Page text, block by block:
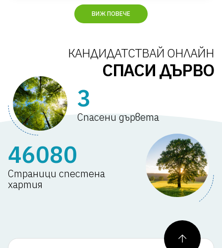
Кандидатствате изцяло онлайн, директно от
ВИЖ ПОВЕЧЕ
КАНДИДАТСТВАЙ ОНЛАЙН
СПАСИ ДЪРВО
3
Спасени дървета
46080
Страници спестена
хартия
Нагоре